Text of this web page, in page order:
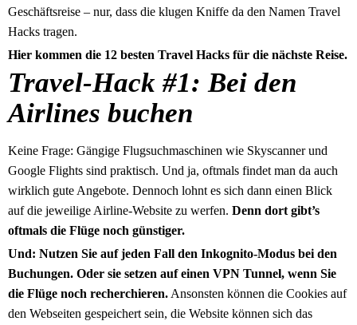
Geschäftsreise – nur, dass die klugen Kniffe da den Namen Travel
Hacks tragen.
Hier kommen die 12 besten Travel Hacks für die nächste Reise.
Travel-Hack #1: Bei den
Airlines buchen
Keine Frage: Gängige Flugsuchmaschinen wie Skyscanner und
Google Flights sind praktisch. Und ja, oftmals findet man da auch
wirklich gute Angebote. Dennoch lohnt es sich dann einen Blick
auf die jeweilige Airline-Website zu werfen. Denn dort gibt’s
oftmals die Flüge noch günstiger.
Und: Nutzen Sie auf jeden Fall den Inkognito-Modus bei den
Buchungen. Oder sie setzen auf einen VPN Tunnel, wenn Sie
die Flüge noch recherchieren. Ansonsten können die Cookies auf
den Webseiten gespeichert sein, die Website können sich das